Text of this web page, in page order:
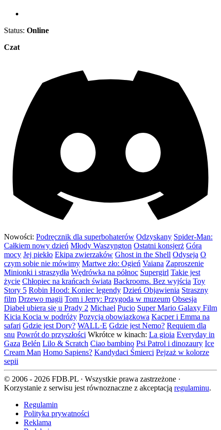
Status: Online
Czat
Nowości: Podręcznik dla superbohaterów Odzyskany Spider-Man:
Całkiem nowy dzień Młody Waszyngton Ostatni konsjerż Góra
mocy Jej piekło Ekipa zwierzaków Ghost in the Shell Odyseja O
czym sobie nie mówimy Martwe zło: Ogień Vaiana Zaproszenie
Minionki i straszydła Wędrówka na północ Supergirl Takie jest
życie Chłopiec na krańcach świata Backrooms. Bez wyjścia Toy
Story 5 Robin Hood: Koniec legendy Dzień Objawienia Straszny
film Drzewo magii Tom i Jerry: Przygoda w muzeum Obsesja
Diabeł ubiera się u Prady 2 Michael Pucio Super Mario Galaxy Film
Kicia Kocia w podróży Pozycja obowiązkowa Kacper i Emma na
safari Gdzie jest Dory? WALL·E Gdzie jest Nemo? Requiem dla
snu Powrót do przyszłości Wkrótce w kinach: La gioia Everyday in
Gaza Belén Lilo & Scratch Ciao bambino Psi Patrol i dinozaury Ice
Cream Man Homo Sapiens? Kandydaci Śmierci Pejzaż w kolorze
sepii
© 2006 - 2026 FDB.PL · Wszystkie prawa zastrzeżone ·
Korzystanie z serwisu jest równoznaczne z akceptacją regulaminu.
Regulamin
Polityka prywatności
Reklama